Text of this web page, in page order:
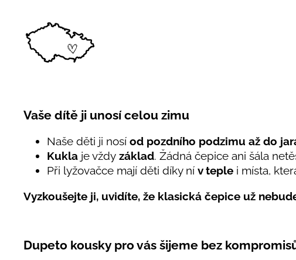
Vaše dítě ji unosí celou zimu
Naše děti ji nosí od pozdního podzimu až do
Kukla je vždy základ. Žádná čepice ani šála
Při lyžovačce mají děti díky ní v teple i místa,
Vyzkoušejte ji, uvidíte, že klasická čepice už
Dupeto kousky pro vás šijeme bez